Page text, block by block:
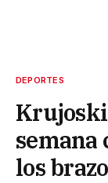
DEPORTES
semana
los